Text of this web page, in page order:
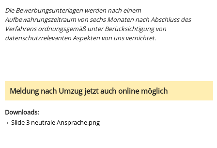
Die Bewerbungsunterlagen werden nach einem
Aufbewahrungszeitraum von sechs Monaten nach Abschluss des
Verfahrens ordnungsgemäß unter Berücksichtigung von
datenschutzrelevanten Aspekten von uns vernichtet.
Meldung nach Umzug jetzt auch online möglich
Downloads:
Slide 3 neutrale Ansprache.png